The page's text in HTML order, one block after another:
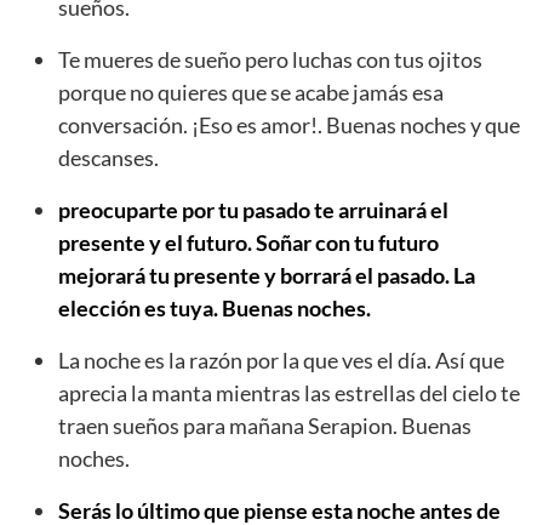
sueños.
Te mueres de sueño pero luchas con tus ojitos
porque no quieres que se acabe jamás esa
conversación. ¡Eso es amor!. Buenas noches y que
descanses.
preocuparte por tu pasado te arruinará el
presente y el futuro. Soñar con tu futuro
mejorará tu presente y borrará el pasado. La
elección es tuya. Buenas noches.
La noche es la razón por la que ves el día. Así que
aprecia la manta mientras las estrellas del cielo te
traen sueños para mañana Serapion. Buenas
noches.
Serás lo último que piense esta noche antes de